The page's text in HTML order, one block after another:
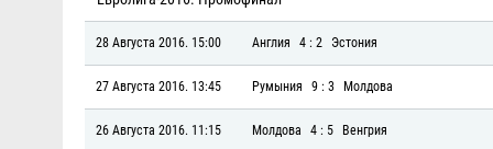
28 Августа 2016. 15:00 Англия 4 : 2 Эстония
27 Августа 2016. 13:45 Румыния 9 : 3 Молдова
26 Августа 2016. 11:15 Молдова 4 : 5 Венгрия